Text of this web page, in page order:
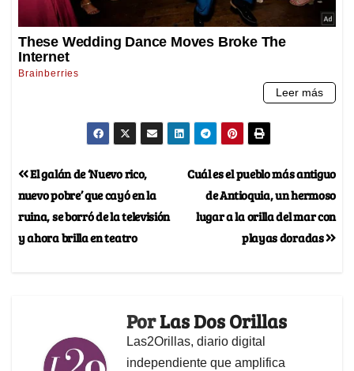
Cuál es el pueblo más antiguo
de Antioquia, un hermoso
lugar a la orilla del mar con
playas doradas
El galán de ‘Nuevo rico,
nuevo pobre’ que cayó en la
ruina, se borró de la televisión
y ahora brilla en teatro
PorLas Dos Orillas
Las2Orillas, diario digital
independiente que amplifica